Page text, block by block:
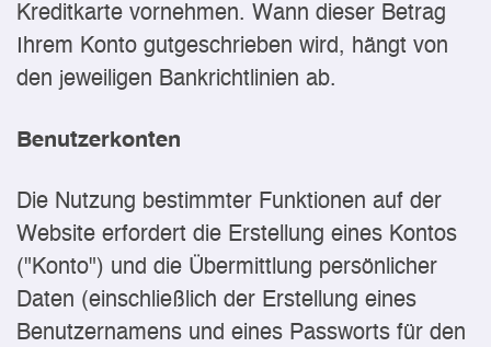
Kreditkarte vornehmen. Wann dieser Betrag
Ihrem Konto gutgeschrieben wird, hängt von
den jeweiligen Bankrichtlinien ab.
Benutzerkonten
Die Nutzung bestimmter Funktionen auf der
Website erfordert die Erstellung eines Kontos
("Konto") und die Übermittlung persönlicher
Daten (einschließlich der Erstellung eines
Benutzernamens und eines Passworts für den